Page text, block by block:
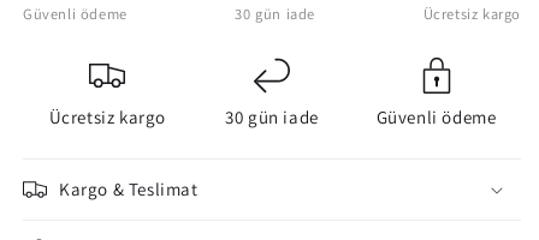
Güvenli ödeme 30 gün iade Ücretsiz kargo
Ücretsiz kargo 30 gün iade Güvenli ödeme
Kargo & Teslimat